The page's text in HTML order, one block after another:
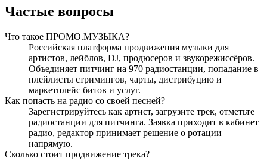
Частые вопросы
Что такое ПРОМО.МУЗЫКА?
Российская платформа продвижения музыки для
артистов, лейблов, DJ, продюсеров и звукорежиссёров.
Объединяет питчинг на 970 радиостанции, попадание в
плейлисты стримингов, чарты, дистрибуцию и
маркетплейс битов и услуг.
Как попасть на радио со своей песней?
Зарегистрируйтесь как артист, загрузите трек, отметьте
радиостанции для питчинга. Заявка приходит в кабинет
радио, редактор принимает решение о ротации
напрямую.
Сколько стоит продвижение трека?